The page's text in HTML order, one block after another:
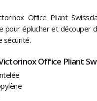
Office Pliant
pour éplucher et découper
sécurité.
Office Pliant